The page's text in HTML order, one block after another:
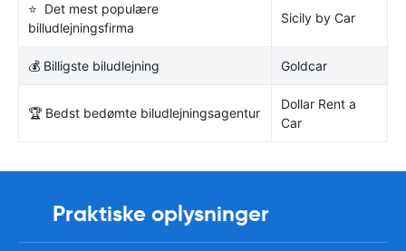
⭐ Det mest populære
billudlejningsfirma
Sicily by Car
💰 Billigste biludlejning Goldcar
🏆 Bedst bedømte biludlejningsagentur
Dollar Rent a
Car
Praktiske oplysninger